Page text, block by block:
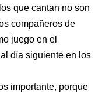
que cantan no son
compañeros de
juego en el
día siguiente en los
importante, porque